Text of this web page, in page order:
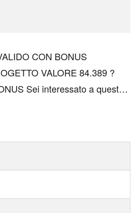
CON BONUS
VALORE 84.389 ?
a questo
siamo a Perugia, Foligno,